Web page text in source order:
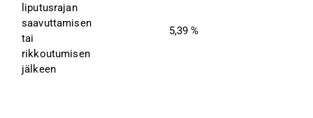
liputusrajan
saavuttamisen
tai
rikkoutumisen
jälkeen
5,39 %